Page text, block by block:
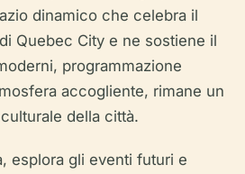
dinamico che celebra il
Quebec City e ne sostiene il
programmazione
accogliente, rimane un
della città.
esplora gli eventi futuri e